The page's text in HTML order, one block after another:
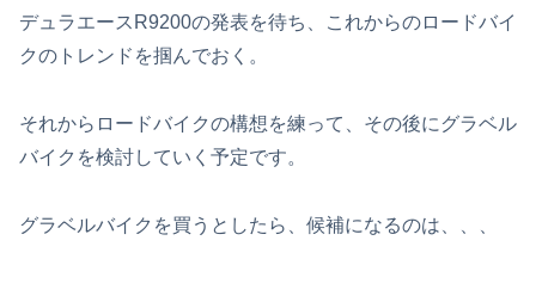
デュラエースR9200の発表を待ち、これからのロードバイ
クのトレンドを掴んでおく。
それからロードバイクの構想を練って、その後にグラベル
バイクを検討していく予定です。
グラベルバイクを買うとしたら、候補になるのは、、、